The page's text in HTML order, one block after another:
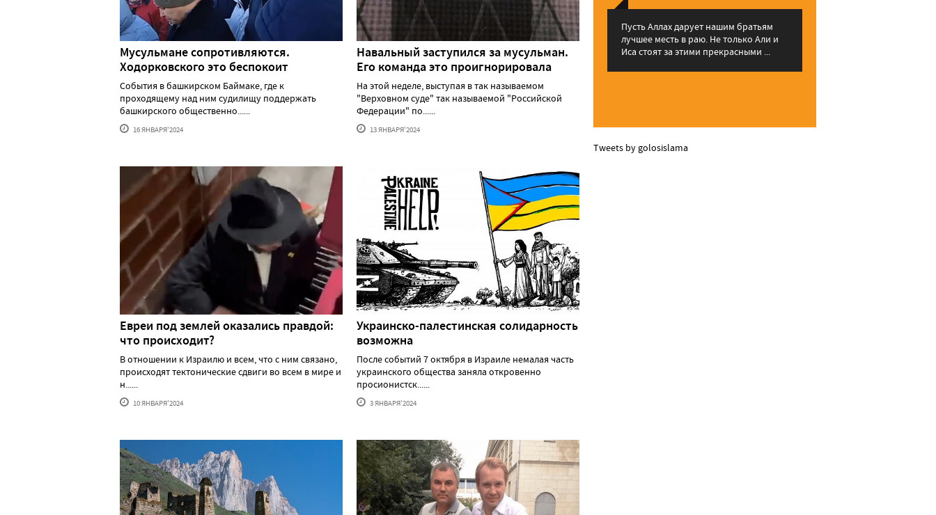
Мусульмане сопротивляются.
Ходорковского это беспокоит
События в башкирском Баймаке, где к
проходящему над ним судилищу поддержать
башкирского общественно......
16 ЯНВАРЯ'2024
Навальный заступился за мусульман.
Его команда это проигнорировала
На этой неделе, выступая в так называемом
"Верховном суде" так называемой "Российской
Федерации" по......
13 ЯНВАРЯ'2024
Евреи под землей оказались правдой:
что происходит?
В отношении к Израилю и всем, что с ним связано,
происходят тектонические сдвиги во всем в мире и
н......
10 ЯНВАРЯ'2024
Украинско-палестинская солидарность
возможна
После событий 7 октября в Израиле немалая часть
украинского общества заняла откровенно
просионистск......
3 ЯНВАРЯ'2024
Пусть Аллах дарует нашим братьям
лучшее месть в раю. Не только Али и
Иса стоят за этими прекрасными ...
Tweets by golosislama